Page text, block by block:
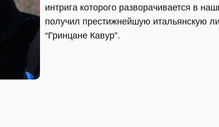
интрига которого разворачивается в
получил престижнейшую итальянскую
“Гринцане Кавур”.